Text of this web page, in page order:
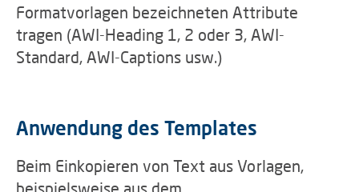
Formatvorlagen bezeichneten Attribute
tragen (AWI-Heading 1, 2 oder 3, AWI-
Standard, AWI-Captions usw.)
Anwendung des Templates
Beim Einkopieren von Text aus Vorlagen,
beispielsweise aus dem